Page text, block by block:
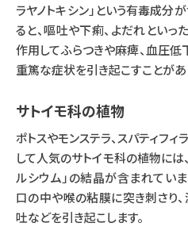
ラヤノトキシン」という有毒成分
ると、嘔吐や下痢、よだれとい
作用してふらつきや麻痺、血圧
重篤な症状を引き起こすことがあ
サトイモ科の植物
ポトスやモンステラ、スパティフ
して人気のサトイモ科の植物には
ルシウム」の結晶が含まれてい
口の中や喉の粘膜に突き刺さり
吐などを引き起こします。